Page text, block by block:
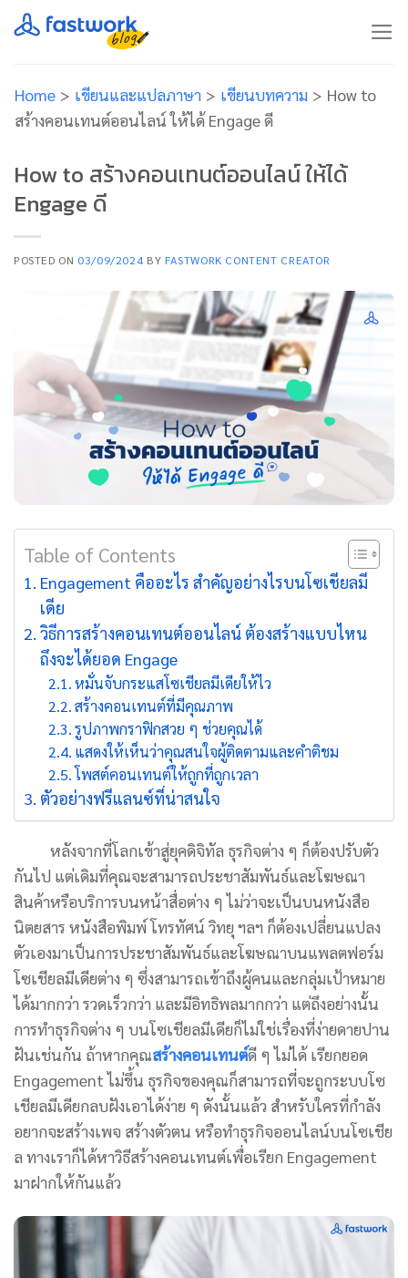
Skip
to
Home > เขียนและแปลภาษา > เขียนบทความ > How to
สร้างคอนเทนต์ออนไลน์ ให้ได้ Engage ดี
How to สร้างคอนเทนต์ออนไลน์ ให้ได้
Engage ดี
POSTED ON 03/09/2024 BY FASTWORK CONTENT CREATOR
Table of Contents
Engagement คืออะไร สำคัญอย่างไรบนโซเชียลมี
เดีย
วิธีการสร้างคอนเทนต์ออนไลน์ ต้องสร้างแบบไหน
ถึงจะได้ยอด Engage
หมั่นจับกระแสโซเชียลมีเดียให้ไว
สร้างคอนเทนต์ที่มีคุณภาพ
รูปภาพกราฟิกสวย ๆ ช่วยคุณได้
แสดงให้เห็นว่าคุณสนใจผู้ติดตามและคำติชม
โพสต์คอนเทนต์ให้ถูกที่ถูกเวลา
ตัวอย่างฟรีแลนซ์ที่น่าสนใจ
หลังจากที่โลกเข้าสู่ยุคดิจิทัล ธุรกิจต่าง ๆ ก็ต้องปรับตัว
กันไป แต่เดิมที่คุณจะสามารถประชาสัมพันธ์และโฆษณา
สินค้าหรือบริการบนหน้าสื่อต่าง ๆ ไม่ว่าจะเป็นบนหนังสือ
นิตยสาร หนังสือพิมพ์ โทรทัศน์ วิทยุ ฯลฯ ก็ต้องเปลี่ยนแปลง
ตัวเองมาเป็นการประชาสัมพันธ์และโฆษณาบนแพลตฟอร์ม
โซเชียลมีเดียต่าง ๆ ซึ่งสามารถเข้าถึงผู้คนและกลุ่มเป้าหมาย
ได้มากกว่า รวดเร็วกว่า และมีอิทธิพลมากกว่า แต่ถึงอย่างนั้น
การทำธุรกิจต่าง ๆ บนโซเชียลมีเดียก็ไม่ใช่เรื่องที่ง่ายดายปาน
ฝันเช่นกัน ถ้าหากคุณสร้างคอนเทนต์ดี ๆ ไม่ได้ เรียกยอด
Engagement ไม่ขึ้น ธุรกิจของคุณก็สามารถที่จะถูกระบบโซ
เชียลมีเดียกลบฝังเอาได้ง่าย ๆ ดังนั้นแล้ว สำหรับใครที่กำลัง
อยากจะสร้างเพจ สร้างตัวตน หรือทำธุรกิจออนไลน์บนโซเชีย
ล ทางเราก็ได้หาวิธีสร้างคอนเทนต์เพื่อเรียก Engagement
มาฝากให้กันแล้ว